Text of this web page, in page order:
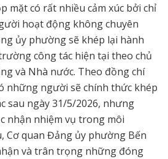
mặt có rất nhiều cảm xúc bởi chỉ
hoạt động không chuyên
ủy phường sẽ khép lại hành
công tác hiện tại theo chủ
và Nhà nước. Theo đồng chí
những người sẽ chính thức khép
sau ngày 31/5/2026, nhưng
nhận nhiệm vụ trong môi
Cơ quan Đảng ủy phường Bến
và trân trọng những đóng